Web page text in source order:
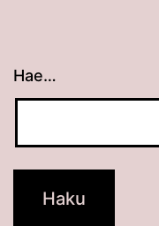
Hae…
Kun tuloksia tulee,